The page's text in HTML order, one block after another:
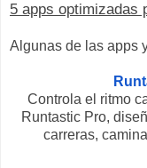
5 apps optimizadas
Algunas de las apps
Controla el ritmo
Runtastic Pro,
carreras,